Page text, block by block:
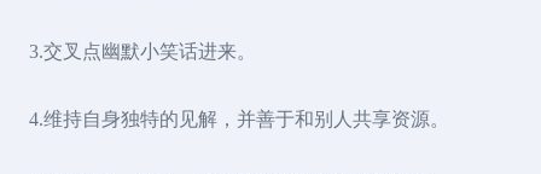
3.交叉点幽默小笑话进来。
4.维持自身独特的见解，并善于和别人共享资源。